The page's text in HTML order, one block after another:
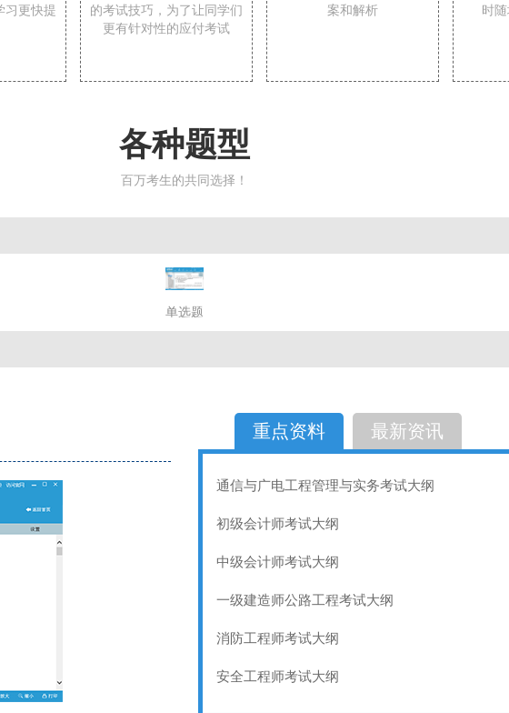
习更快提
的考试技巧，为了让同学们
更有针对性的应付考试
案和解析
时
各种题型
百万考生的共同选择！
单选题
选择题
重点资料 最新资讯
通信与广电工程管理与实务考试大纲
初级会计师考试大纲
中级会计师考试大纲
一级建造师公路工程考试大纲
消防工程师考试大纲
安全工程师考试大纲